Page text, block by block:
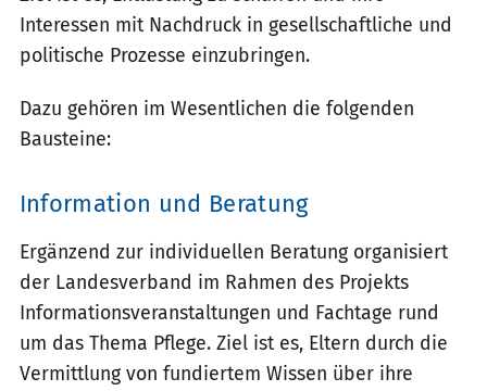
Interessen mit Nachdruck in gesellschaftliche und
politische Prozesse einzubringen.
Dazu gehören im Wesentlichen die folgenden
Bausteine:
Information und Beratung
Ergänzend zur individuellen Beratung organisiert
der Landesverband im Rahmen des Projekts
Informationsveranstaltungen und Fachtage rund
um das Thema Pflege. Ziel ist es, Eltern durch die
Vermittlung von fundiertem Wissen über ihre